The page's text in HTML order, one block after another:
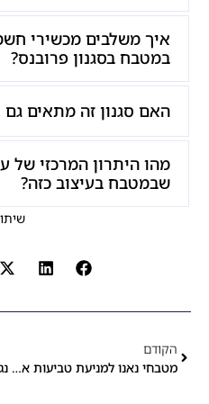
איך משלבים מכשירי
במטבח בסגנון פרובנס?
האם סגנון זה מתאים
מהו היתרון המרכזי של
שבמטבח בעיצוב כזה?
הקודם
מטבחי נאנו למניעת טביעות אצבע הפתרון המושלם למשפחות עם ילדים